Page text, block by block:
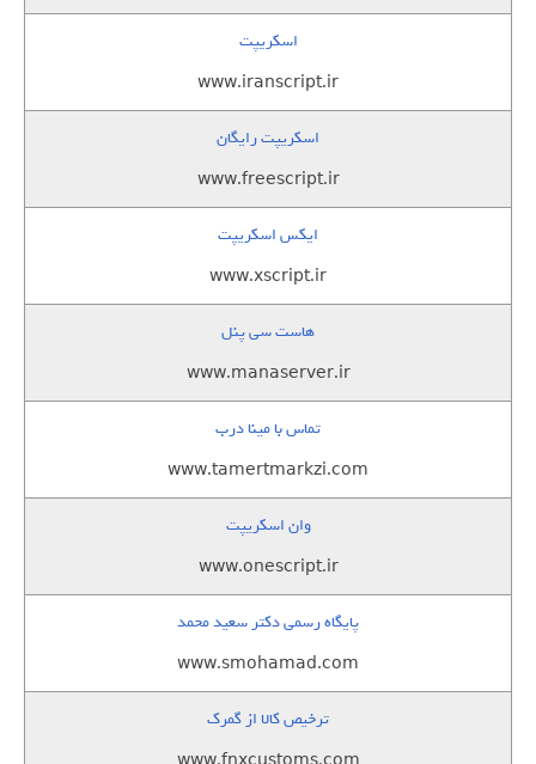
اسکریپت
www.iranscript.ir
اسکریپت رایگان
www.freescript.ir
ایکس اسکریپت
www.xscript.ir
هاست سی پنل
www.manaserver.ir
تماس با مینا درب
www.tamertmarkzi.com
وان اسکریپت
www.onescript.ir
پایگاه رسمی دکتر سعید محمد
www.smohamad.com
ترخیص کالا از گمرک